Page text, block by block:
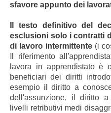
sfavore appunto dei
Il testo definitivo del
esclusioni solo i contratti
di lavoro intermittente (i
Il riferimento
lavora in apprendistato è
beneficiari dei diritti
esempio il diritto a
dell'assunzione, il diritto
livelli retributivi medi